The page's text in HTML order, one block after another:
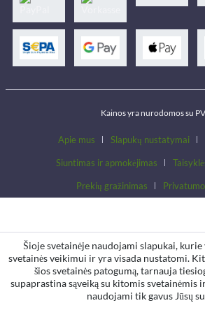
Kainos yra nurodomos su
Apie mus Slapukų nustatymai
Siuntimas ir apmokėjimas
Prekių gražinimas
Šioje svetainėje naudojami slapukai,
svetainės veikimui ir yra visada nustatomi.
šios svetainės patogumą, tarnauja
supaprastina sąveiką su kitomis svetainėmis
naudojami tik gavus Jūsų